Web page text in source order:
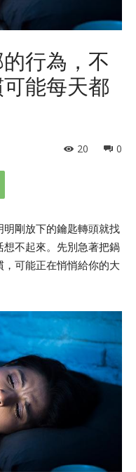
行為，不
能每天都
0
20
剛放下的鑰匙轉頭就找
不起來。先別急著把鍋
可能正在悄悄給你的大